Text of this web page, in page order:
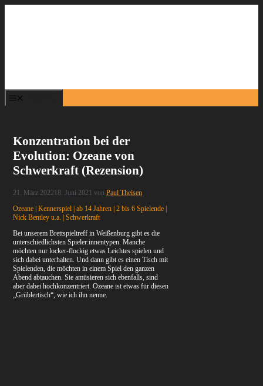
Konzentration bei der
Evolution: Ozeane von
Schwerkraft (Rezension)
21. März 202218. Juni 2021 vonPaul Theisen
Ozeane | Kennerspiel | ab 14 Jahren | 2 bis 6 Spielende |
Nick Bentley u.a. | Schwerkraft
Bei unserem Brettspieltreff in Weißenburg gibt es die
unterschiedlichsten Spieler:innentypen. Manche
möchten nur locker-flockig etwas Leichtes spielen und
sich dabei unterhalten. Und dann gibt es einen Tisch mit
Spielenden, die möchten in einem Spiel den ganzen
Abend abtauchen. Sie amüsieren sich ebenfalls, sind
aber dabei hochkonzentriert. Ozeane ist etwas für diesen
„Grüblertisch“, wie ich ihn nenne.